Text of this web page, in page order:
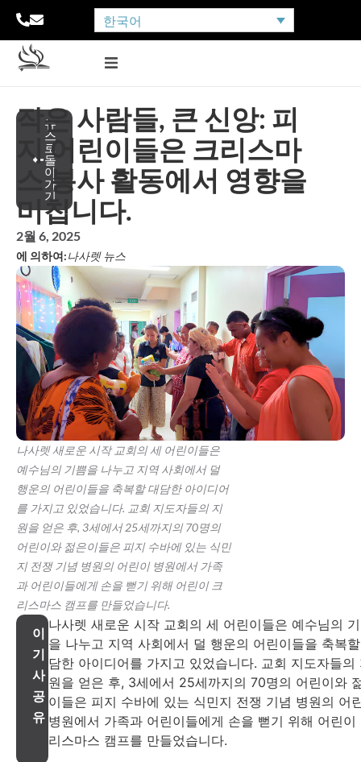
한국어
뉴
스
로
돌
아
가
기
작은 사람들, 큰 신앙: 피
지 어린이들은 크리스마
스 봉사 활동에서 영향을
미칩니다.
2월 6, 2025
에 의하여:나사렛 뉴스
나사렛 새로운 시작 교회의 세 어린이들은
예수님의 기쁨을 나누고 지역 사회에서 덜
행운의 어린이들을 축복할 대담한 아이디어
를 가지고 있었습니다. 교회 지도자들의 지
원을 얻은 후, 3세에서 25세까지의 70명의
어린이와 젊은이들은 피지 수바에 있는 식민
지 전쟁 기념 병원의 어린이 병원에서 가족
과 어린이들에게 손을 뻗기 위해 어린이 크
리스마스 캠프를 만들었습니다.
이
기
사
공
유
나사렛 새로운 시작 교회의 세 어린이들은 예수님의
을 나누고 지역 사회에서 덜 행운의 어린이들을 축복
담한 아이디어를 가지고 있었습니다. 교회 지도자들의
원을 얻은 후, 3세에서 25세까지의 70명의 어린이와
이들은 피지 수바에 있는 식민지 전쟁 기념 병원의 어
병원에서 가족과 어린이들에게 손을 뻗기 위해 어린이
리스마스 캠프를 만들었습니다.